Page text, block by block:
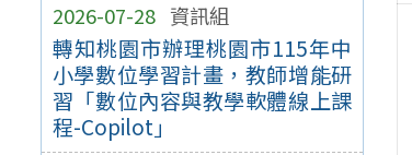
2026-07-28 資訊組
轉知桃園市辦理桃園市115年中
小學數位學習計畫，教師增能研
習「數位內容與教學軟體線上課
程-Copilot」